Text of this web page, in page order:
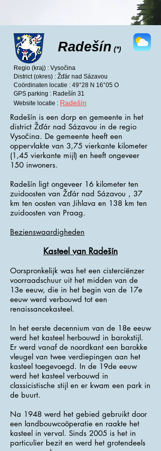
Radešín (*)
Regio (kraj) : Vysočina
District (okres) : Žďár nad Sázavou
Coördinaten locatie : 49°28 N 16°05 O
GPS parking : Radešín 31
Website locatie : Radešín
Radešín is een dorp en gemeente in het
district Žďár nad Sázavou in de regio
Vysočina. De gemeente heeft een
oppervlakte van 3,75 vierkante kilometer
(1,45 vierkante mijl) en heeft ongeveer
150 inwoners.
Radešín ligt ongeveer 16 kilometer ten
zuidoosten van Žďár nad Sázavou , 37
km ten oosten van Jihlava en 138 km ten
zuidoosten van Praag.
Bezienswaardigheden
Kasteel van Radešín
Oorspronkelijk was het een cisterciënzer
voorraadschuur uit het midden van de
13e eeuw, die in het begin van de 17e
eeuw werd verbouwd tot een
renaissancekasteel.
In het eerste decennium van de 18e eeuw
werd het kasteel herbouwd in barokstijl.
Er werd vanaf de noordkant een barokke
vleugel van twee verdiepingen aan het
kasteel toegevoegd. In de 19de eeuw
werd het kasteel verbouwd in
classicistische stijl en er kwam een ​​park in
de buurt.
Na 1948 werd het gebied gebruikt door
een landbouwcoöperatie en raakte het
kasteel in verval. Sinds 2005 is het in
particulier bezit en werd het grotendeels